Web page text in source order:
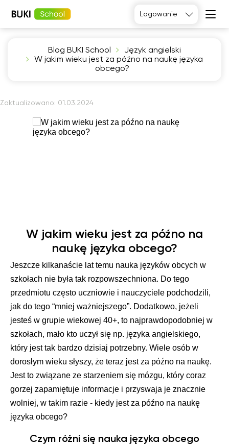
Matematyka
Chemia
Język
angielski
hiszpański
Logowanie
Blog BUKI School
Język angielski
W jakim wieku jest za późno na naukę języka
obcego?
Zaktualizowano: 01.03.2024
W jakim wieku jest za późno na
naukę języka obcego?
Jeszcze kilkanaście lat temu nauka języków obcych w
szkołach nie była tak rozpowszechniona. Do tego
przedmiotu często uczniowie i nauczyciele podchodzili,
jak do tego “mniej ważniejszego”. Dodatkowo, jeżeli
jesteś w grupie wiekowej 40+, to najprawdopodobniej w
szkołach, mało kto uczył się np. języka angielskiego,
który jest tak bardzo dzisiaj potrzebny. Wiele osób w
dorosłym wieku słyszy, że teraz jest za późno na naukę.
Jest to związane ze starzeniem się mózgu, który coraz
gorzej zapamiętuje informacje i przyswaja je znacznie
wolniej, w takim razie - kiedy jest za późno na naukę
języka obcego?
Czym różni się nauka języka obcego